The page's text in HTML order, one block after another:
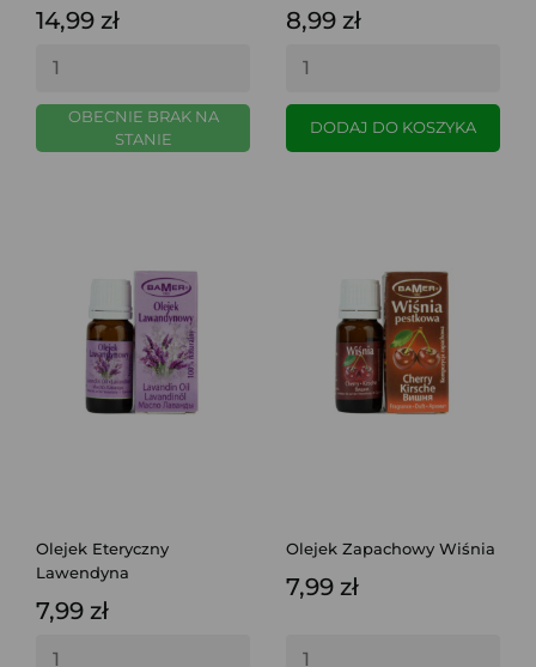
14,99 zł
OBECNIE BRAK NA
STANIE
8,99 zł
DODAJ DO KOSZYKA
Olejek Eteryczny
Lawendyna
7,99 zł
Olejek Zapachowy Wiśnia
7,99 zł